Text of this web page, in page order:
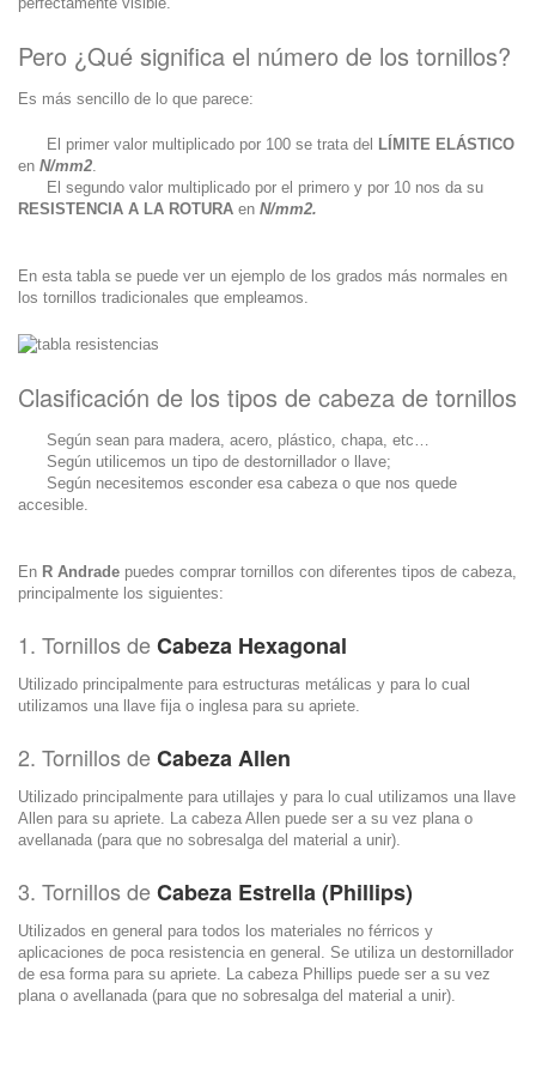
Pero ¿Qué significa el número de los tornillos?
Es más sencillo de lo que parece:
El primer valor multiplicado por 100 se trata del LÍMITE ELÁSTICO
en N/mm2.
El segundo valor multiplicado por el primero y por 10 nos da su
RESISTENCIA A LA ROTURA en N/mm2.
En esta tabla se puede ver un ejemplo de los grados más normales en
los tornillos tradicionales que empleamos.
Clasificación de los tipos de cabeza de tornillos
Según sean para madera, acero, plástico, chapa, etc…
Según utilicemos un tipo de destornillador o llave;
Según necesitemos esconder esa cabeza o que nos quede
accesible.
En R Andrade puedes comprar tornillos con diferentes tipos de cabeza,
principalmente los siguientes:
1. Tornillos deCabeza Hexagonal
Utilizado principalmente para estructuras metálicas y para lo cual
utilizamos una llave fija o inglesa para su apriete.
2. Tornillos deCabeza Allen
Utilizado principalmente para utillajes y para lo cual utilizamos una llave
Allen para su apriete. La cabeza Allen puede ser a su vez plana o
avellanada (para que no sobresalga del material a unir).
3. Tornillos deCabeza Estrella (Phillips)
Utilizados en general para todos los materiales no férricos y
aplicaciones de poca resistencia en general. Se utiliza un destornillador
de esa forma para su apriete. La cabeza Phillips puede ser a su vez
plana o avellanada (para que no sobresalga del material a unir).